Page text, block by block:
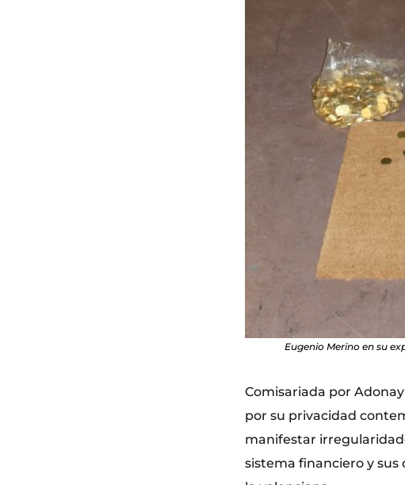
Eugenio Merino en su
Comisariada por
por su privacidad
manifestar
sistema financiero y